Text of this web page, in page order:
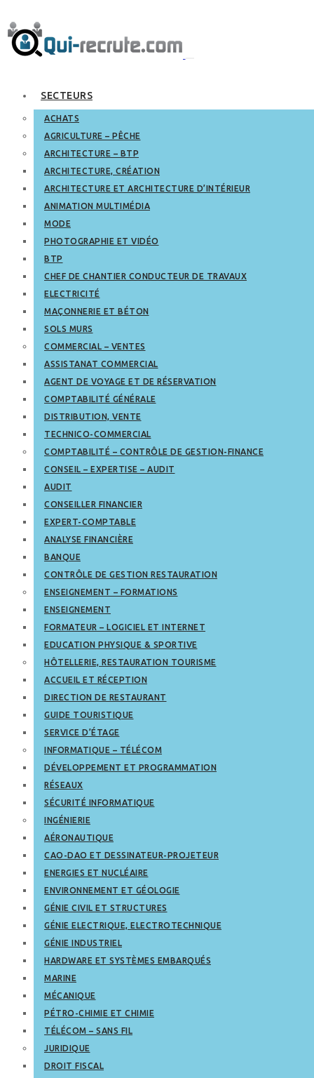
SECTEURS
ACHATS
AGRICULTURE – PÊCHE
ARCHITECTURE – BTP
ARCHITECTURE, CRÉATION
ARCHITECTURE ET ARCHITECTURE D’INTÉRIEUR
ANIMATION MULTIMÉDIA
MODE
PHOTOGRAPHIE ET VIDÉO
BTP
CHEF DE CHANTIER CONDUCTEUR DE TRAVAUX
ELECTRICITÉ
MAÇONNERIE ET BÉTON
SOLS MURS
COMMERCIAL – VENTES
ASSISTANAT COMMERCIAL
AGENT DE VOYAGE ET DE RÉSERVATION
COMPTABILITÉ GÉNÉRALE
DISTRIBUTION, VENTE
TECHNICO-COMMERCIAL
COMPTABILITÉ – CONTRÔLE DE GESTION-FINANCE
CONSEIL – EXPERTISE – AUDIT
AUDIT
CONSEILLER FINANCIER
EXPERT-COMPTABLE
ANALYSE FINANCIÈRE
BANQUE
CONTRÔLE DE GESTION RESTAURATION
ENSEIGNEMENT – FORMATIONS
ENSEIGNEMENT
FORMATEUR – LOGICIEL ET INTERNET
EDUCATION PHYSIQUE & SPORTIVE
HÔTELLERIE, RESTAURATION TOURISME
ACCUEIL ET RÉCEPTION
DIRECTION DE RESTAURANT
GUIDE TOURISTIQUE
SERVICE D’ÉTAGE
INFORMATIQUE – TÉLÉCOM
DÉVELOPPEMENT ET PROGRAMMATION
RÉSEAUX
SÉCURITÉ INFORMATIQUE
INGÉNIERIE
AÉRONAUTIQUE
CAO-DAO ET DESSINATEUR-PROJETEUR
ENERGIES ET NUCLÉAIRE
ENVIRONNEMENT ET GÉOLOGIE
GÉNIE CIVIL ET STRUCTURES
GÉNIE ELECTRIQUE, ELECTROTECHNIQUE
GÉNIE INDUSTRIEL
HARDWARE ET SYSTÈMES EMBARQUÉS
MARINE
MÉCANIQUE
PÉTRO-CHIMIE ET CHIMIE
TÉLÉCOM – SANS FIL
JURIDIQUE
DROIT FISCAL